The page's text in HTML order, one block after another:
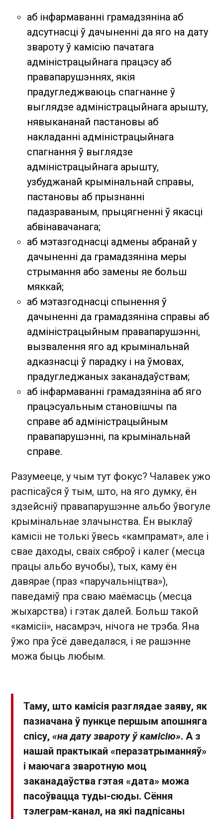
аб інфармаванні грамадзяніна аб
адсутнасці ў дачыненні да яго на дату
звароту ў камісію пачатага
адміністрацыйнага працэсу аб
правапарушэннях, якія
прадугледжваюць спагнанне ў
выглядзе адміністрацыйнага арышту,
нявыкананай пастановы аб
накладанні адміністрацыйнага
спагнання ў выглядзе
адміністрацыйнага арышту,
узбуджанай крымінальнай справы,
пастановы аб прызнанні
падазраваным, прыцягненні ў якасці
абвінавачанага;
аб мэтазгоднасці адмены абранай у
дачыненні да грамадзяніна меры
стрымання або замены яе больш
мяккай;
аб мэтазгоднасці спынення ў
дачыненні да грамадзяніна справы аб
адміністрацыйным правапарушэнні,
вызвалення яго ад крымінальнай
адказнасці ў парадку і на ўмовах,
прадугледжаных заканадаўствам;
аб інфармаванні грамадзяніна аб яго
працэсуальным становішчы па
справе аб адміністрацыйным
правапарушэнні, па крымінальнай
справе.
Разумееце, у чым тут фокус? Чалавек ужо
распісаўся ў тым, што, на яго думку, ён
здзейсніў правапарушэнне альбо ўвогуле
крымінальнае злачынства. Ён выклаў
камісіі не толькі ўвесь «кампрамат», але і
свае даходы, сваіх сяброў і калег (месца
працы альбо вучобы), тых, каму ён
давярае (праз «паручальніцтва»),
паведаміў пра сваю маёмасць (месца
жыхарства) і гэтак далей. Больш такой
«камісіі», насамрэч, нічога не трэба. Яна
ўжо пра ўсё даведалася, і яе рашэнне
можа быць любым.
Таму, што камісія разглядае заяву, як
пазначана ў пункце першым апошняга
спісу, «на дату звароту ў камісію». А з
нашай практыкай «перазатрыманняў»
і маючага зваротную моц
заканадаўства гэтая «дата» можа
пасоўвацца туды-сюды. Сёння
тэлеграм-канал, на які падпісаны